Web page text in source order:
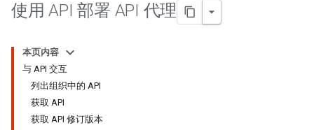
使用 API 部署 API 代理
本页内容
与 API 交互
列出组织中的 API
获取 API
获取 API 修订版本